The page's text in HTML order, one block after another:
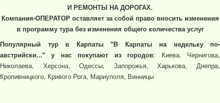
И РЕМОНТЫ НА ДОРОГАХ.
Компания-ОПЕРАТОР оставляет за собой право вносить изменения
в программу тура без изменения общего количества услуг
Популярный тур в Карпаты "В Карпаты на недельку по-
австрийски..." у нас покупают из городов: Киева, Чернигова,
Николаева, Херсона, Одессы, Запорожья, Харькова, Днепра,
Кропивницкого, Кривого Рога, Мариуполя, Винницы